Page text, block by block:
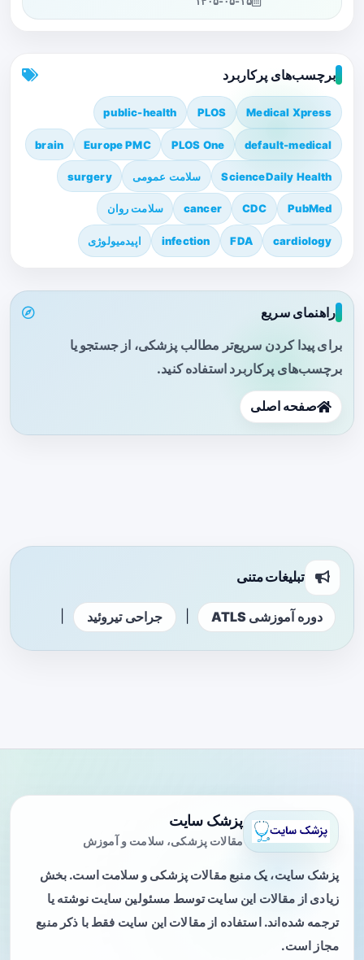
برچسب‌های پرکاربرد
Medical Xpress
PLOS
public-health
default-medical
PLOS One
Europe PMC
brain
ScienceDaily Health سلامت عمومی surgery
PubMed
CDC
cancer سلامت روان
cardiology
FDA
infection اپیدمیولوژی
راهنمای سریع
برای پیدا کردن سریع‌تر مطالب پزشکی، از جستجو یا
برچسب‌های پرکاربرد استفاده کنید.
صفحه اصلی
تبلیغات متنی
دوره آموزشی ATLS جراحی تیروئید
پزشک سایت
مقالات پزشکی، سلامت و آموزش
پزشک سایت، یک منبع مقالات پزشکی و سلامت است. بخش
زیادی از مقالات این سایت توسط مسئولین سایت نوشته یا
ترجمه شده‌اند. استفاده از مقالات این سایت فقط با ذکر منبع
مجاز است.